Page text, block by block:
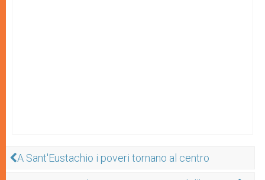
A Sant'Eustachio i poveri tornano al centro